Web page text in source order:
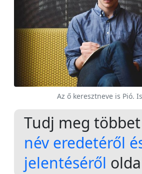
Az ő keresztneve is Pió.
Tudj meg
név eredetéről
jelentéséről